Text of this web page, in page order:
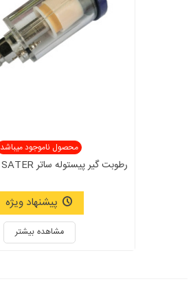
محصول ناموجود میباشد
رطوبت گیر پیستوله ساتر SATER مدل MF-80
پیشنهاد ویژه
مشاهده بیشتر